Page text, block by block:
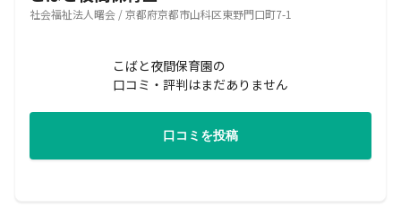
社会福祉法人曙会 / 京都府京都市山科区東野門口町7-1
こばと夜間保育園の
口コミ・評判はまだありません
口コミを投稿